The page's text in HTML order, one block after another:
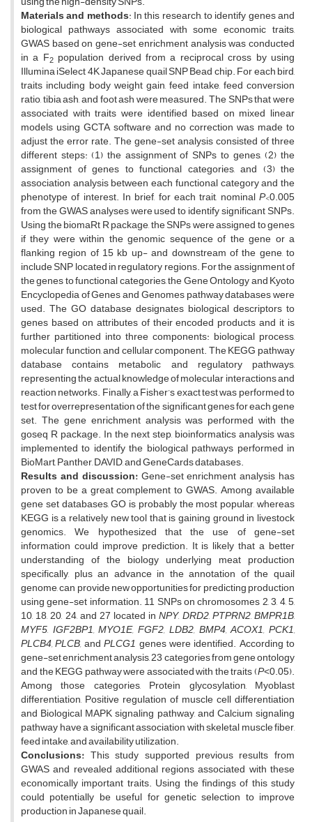
Materials and methods: In this research, to identify genes and
biological pathways associated with some economic traits,
GWAS based on gene-set enrichment analysis was conducted
in a F2population derived from a reciprocal cross by using
Illumina iSelect 4K Japanese quail SNP Bead chip. For each bird,
traits including body weight gain, feed intake, feed conversion
ratio, tibia ash, and foot ash were measured. The SNPs that were
associated with traits were identified based on mixed linear
models using GCTA software and no correction was made to
adjust the error rate. The gene-set analysis consisted of three
different steps: (1) the assignment of SNPs to genes, (2) the
assignment of genes to functional categories, and (3) the
association analysis between each functional category and the
phenotype of interest. In brief, for each trait, nominalP<0.005
from the GWAS analyses were used to identify significant SNPs.
Using the biomaRt R package, the SNPs were assigned to genes
if they were within the genomic sequence of the gene or a
flanking region of 15 kb up- and downstream of the gene, to
include SNP located in regulatory regions. For the assignment of
the genes to functional categories, the Gene Ontology and Kyoto
Encyclopedia of Genes and Genomes pathway databases were
used. The GO database designates biological descriptors to
genes based on attributes of their encoded products and it is
further partitioned into three components: biological process,
molecular function, and cellular component. The KEGG pathway
database contains metabolic and regulatory pathways,
representing the actual knowledge of molecular interactions and
reaction networks. Finally, a Fisher’s exact test was performed to
test for overrepresentation of the significant genes for each gene
set. The gene enrichment analysis was performed with the
goseq R package. In the next step, bioinformatics analysis was
implemented to identify the biological pathways performed in
BioMart, Panther, DAVID, and GeneCards databases.
Results and discussion:Gene-set enrichment analysis has
proven to be a great complement to GWAS. Among available
gene set databases, GO is probably the most popular, whereas
KEGG is a relatively new tool that is gaining ground in livestock
genomics. We hypothesized that the use of gene-set
information could improve prediction. It is likely that a better
understanding of the biology underlying meat production
specifically, plus an advance in the annotation of the quail
genome, can provide new opportunities for predicting production
using gene-set information. 11 SNPs on chromosomes 2, 3, 4, 5,
10, 18, 20, 24, and 27 located inNPY,DRD2,PTPRN2,BMPR1B,
MYF5, IGF2BP1, MYO1E, FGF2, LDB2, BMP4, ACOX1, PCK1,
PLCB4, PLCB,andPLCG1 genes were identified. According to
gene-set enrichment analysis, 23 categories from gene ontology
and the KEGG pathway were associated with the traits (P˂0.05).
Among those categories, Protein glycosylation, Myoblast
differentiation, Positive regulation of muscle cell differentiation
and Biological MAPK signaling pathway, and Calcium signaling
pathway have a significant association with skeletal muscle fiber,
feed intake, and availability utilization.
Conclusions: This study supported previous results from
GWAS and revealed additional regions associated with these
economically important traits. Using the findings of this study
could potentially be useful for genetic selection to improve
production in Japanese quail.